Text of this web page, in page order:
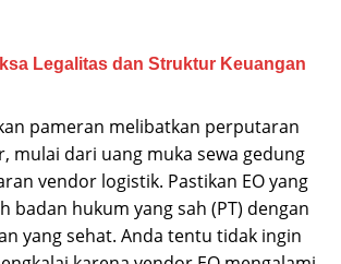
Legalitas dan Struktur Keuangan
pameran melibatkan perputaran
mulai dari uang muka sewa gedung
vendor logistik. Pastikan EO yang
badan hukum yang sah (PT) dengan
yang sehat. Anda tentu tidak ingin